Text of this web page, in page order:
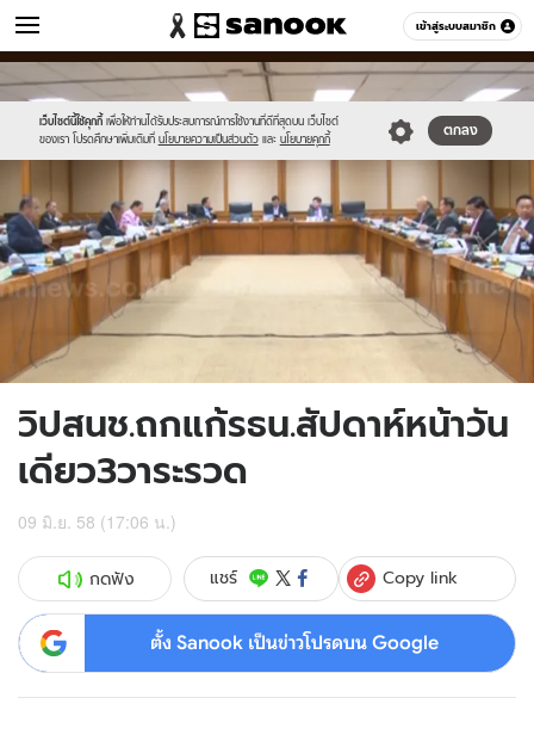
เข้าสู่ระบบสมาชิก
ข่าว หมวดอื่นๆ
เว็บไซต์นี้ใช้คุกกี้ เพื่อให้ท่านได้รับประสบการณ์การใช้งานที่ดีที่สุดบน เว็บไซต์
ของเรา โปรดศึกษาเพิ่มเติมที่ นโยบายความเป็นส่วนตัว และ นโยบายคุกกี้
ตกลง
Sanook
//s.isanook.com/sr/0/images/logo-
new-
sanook.png
//s.isanook.com/ns/0/ud/361/1809554/623766-
01.jpg
วิปสนช.ถกแก้รธน.สัปดาห์หน้าวัน
เดียว3วาระรวด
09 มิ.ย. 58 (17:06 น.)
กดฟัง แชร์ Copy link
ตั้ง Sanook เป็นข่าวโปรดบน Google